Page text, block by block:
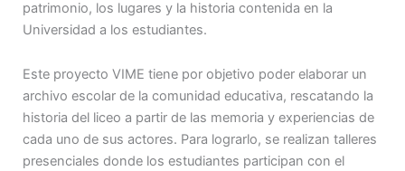
patrimonio, los lugares y la historia contenida en la
Universidad a los estudiantes.
Este proyecto VIME tiene por objetivo poder elaborar un
archivo escolar de la comunidad educativa, rescatando la
historia del liceo a partir de las memoria y experiencias de
cada uno de sus actores. Para lograrlo, se realizan talleres
presenciales donde los estudiantes participan con el